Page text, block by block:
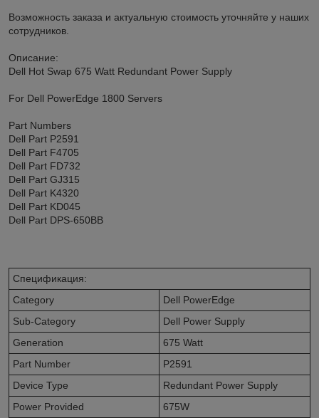
Возможность заказа и актуальную стоимость уточняйте у наших
сотрудников.
Описание:
Dell Hot Swap 675 Watt Redundant Power Supply
For Dell PowerEdge 1800 Servers
Part Numbers
Dell Part P2591
Dell Part F4705
Dell Part FD732
Dell Part GJ315
Dell Part K4320
Dell Part KD045
Dell Part DPS-650BB
Спецификация:
Category
Dell PowerEdge
Sub-Category
Dell Power Supply
Generation
675 Watt
Part Number
P2591
Device Type
Redundant Power Supply
Power Provided
675W